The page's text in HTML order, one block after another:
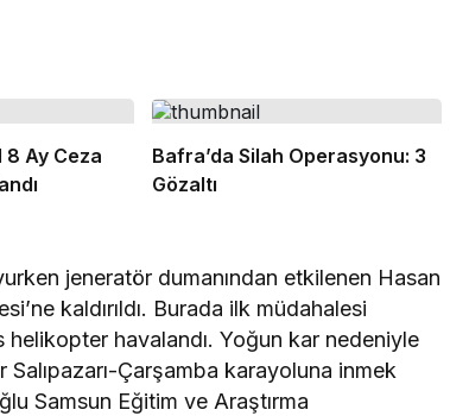
8 Ay Ceza
Bafra’da Silah Operasyonu: 3
Gözaltı
jeneratör dumanından etkilenen Hasan
kaldırıldı. Burada ilk müdahalesi
helikopter havalandı. Yoğun kar nedeniyle
Çarşamba karayoluna inmek
Samsun Eğitim ve Araştırma